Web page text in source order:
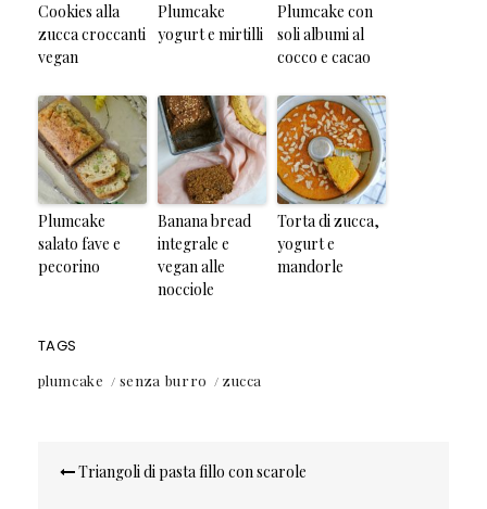
Cookies alla
zucca croccanti
vegan
Plumcake
yogurt e mirtilli
Plumcake con
soli albumi al
cocco e cacao
Plumcake
salato fave e
pecorino
Banana bread
integrale e
vegan alle
nocciole
Torta di zucca,
yogurt e
mandorle
TAGS
plumcake senza burro zucca
Navigazione
Triangoli di pasta fillo con scarole